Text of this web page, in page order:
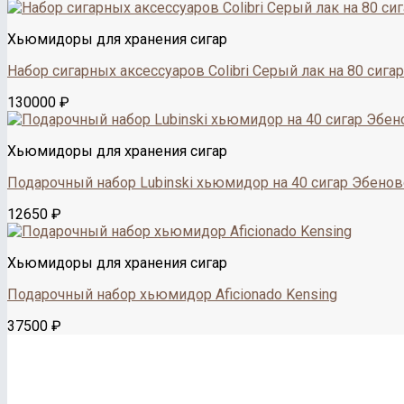
Хьюмидоры для хранения сигар
Набор сигарных аксессуаров Colibri Серый лак на 80 сигар
130000 ₽
Хьюмидоры для хранения сигар
Подарочный набор Lubinski хьюмидор на 40 сигар
12650 ₽
Хьюмидоры для хранения сигар
Подарочный набор хьюмидор Aficionadо Kensing
37500 ₽